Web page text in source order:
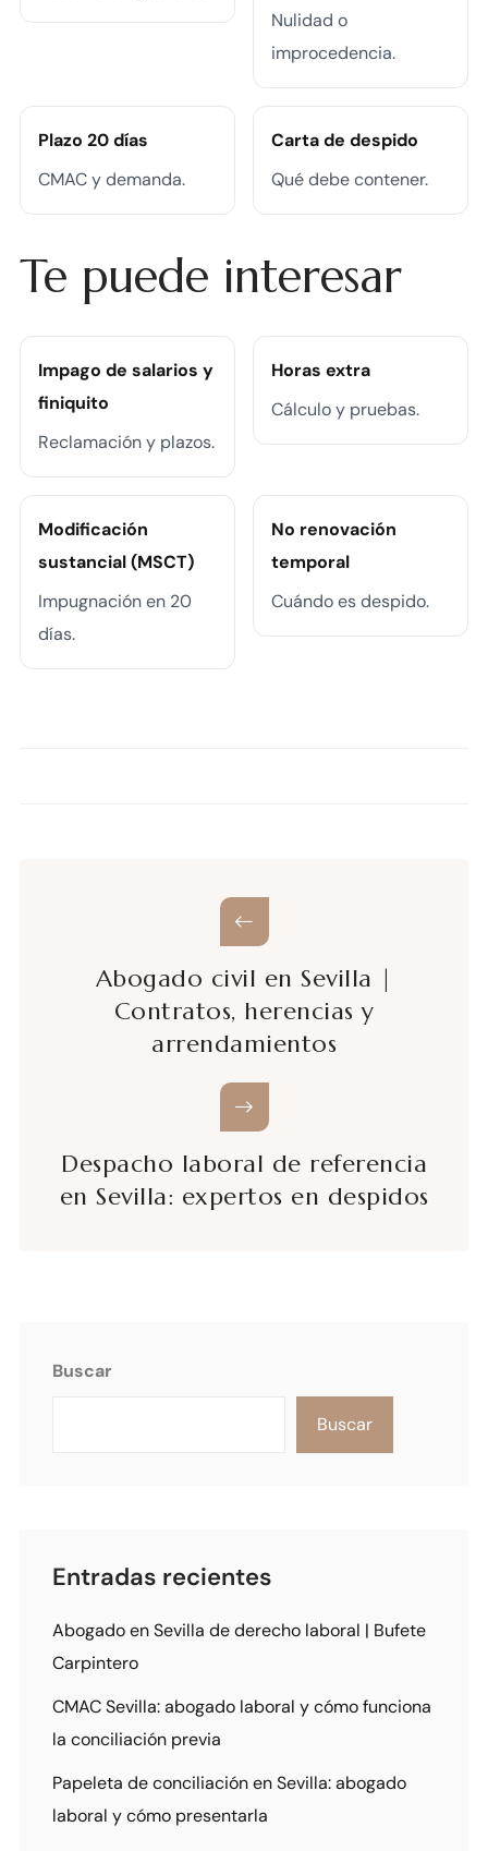
Nulidad o
improcedencia.
Plazo 20 días
CMAC y demanda.
Carta de despido
Qué debe contener.
Te puede interesar
Impago de salarios y
finiquito
Reclamación y plazos.
Horas extra
Cálculo y pruebas.
Modificación
sustancial (MSCT)
Impugnación en 20
días.
No renovación
temporal
Cuándo es despido.
Abogado civil en Sevilla |
Contratos, herencias y
arrendamientos
Despacho laboral de referencia
en Sevilla: expertos en despidos
Buscar
Buscar
Entradas recientes
Abogado en Sevilla de derecho laboral | Bufete
Carpintero
CMAC Sevilla: abogado laboral y cómo funciona
la conciliación previa
Papeleta de conciliación en Sevilla: abogado
laboral y cómo presentarla